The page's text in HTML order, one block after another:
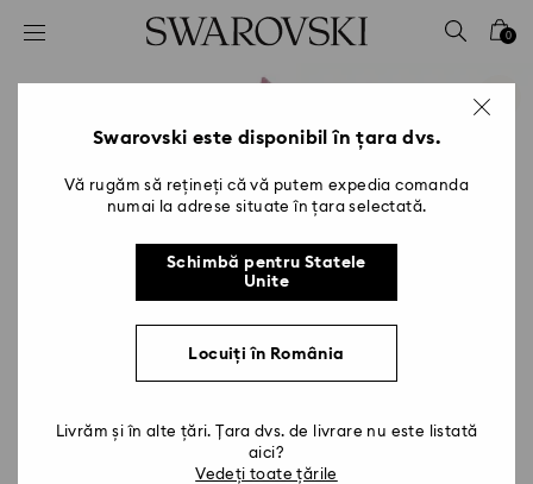
Accesskeys list
2 - Subsol
0
Swarovski este disponibil în țara dvs.
Vă rugăm să rețineți că vă putem expedia comanda
numai la adrese situate în țara selectată.
Schimbă pentru Statele
Unite
Locuiți în România
Livrăm și în alte țări. Țara dvs. de livrare nu este listată
aici?
Vedeți toate țările